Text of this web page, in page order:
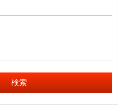
検索